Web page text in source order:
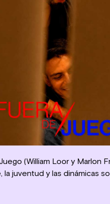
(William Loor y Marlon
juventud y las dinámicas